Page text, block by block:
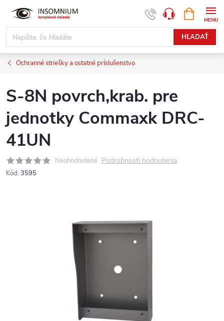
obsah
HĽADAŤ
KOŠÍK
Ochranné striešky a ostatné príslušenstvo
S-8N povrch,krab. pre
jednotky Commaxk DRC-
41UN
Neohodnotené Podrobnosti hodnotenia
Kód: 3595
www.insomnium.sk - Chat